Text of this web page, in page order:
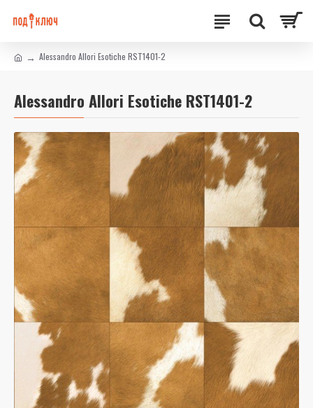
Alessandro Allori Esotiche RST1401-2
Alessandro Allori Esotiche RST1401-2